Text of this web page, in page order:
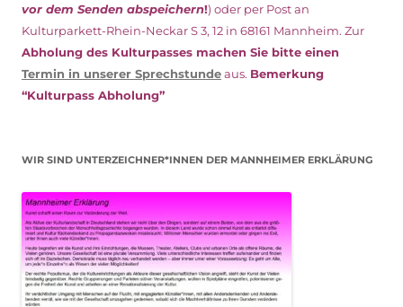
vor dem Senden abspeichern!) oder per Post an
Kulturparkett-Rhein-Neckar S 3, 12 in 68161 Mannheim. Zur
Abholung des Kulturpasses machen Sie bitte einen
Termin in unserer Sprechstundeaus. Bemerkung
“Kulturpass Abholung”
WIR SIND UNTERZEICHNER*INNEN DER MANNHEIMER ERKLÄRUNG